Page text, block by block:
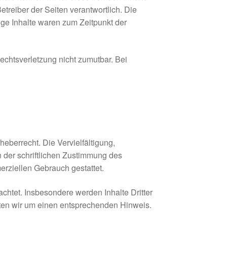
der Seiten verantwortlich. Die
Inhalte waren zum Zeitpunkt der
nicht zumutbar. Bei
Die Vervielfältigung,
schriftlichen Zustimmung des
Gebrauch gestattet.
Insbesondere werden Inhalte Dritter
wir um einen entsprechenden Hinweis.